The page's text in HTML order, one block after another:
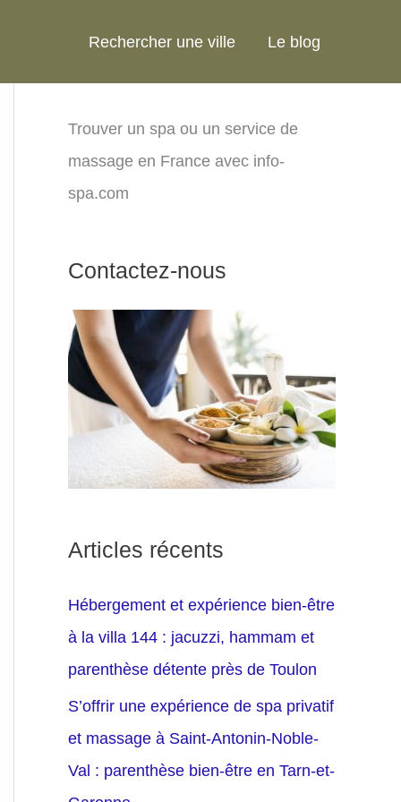
Rechercher une ville Le blog
Trouver un spa ou un service de
massage en France avec info-
spa.com
Contactez-nous
Articles récents
Hébergement et expérience bien-être
à la villa 144 : jacuzzi, hammam et
parenthèse détente près de Toulon
S’offrir une expérience de spa privatif
et massage à Saint-Antonin-Noble-
Val : parenthèse bien-être en Tarn-et-